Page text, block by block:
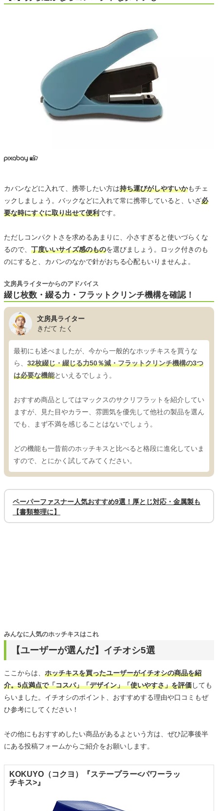
カバンなどに入れて、携帯したい方は持ち運びがしやすいかもチェ
ックしましょう。バックなどに入れて常に携帯していると、いざ必
要な時にすぐに取り出せて便利です。
ただしコンパクトさを求めるあまりに、小さすぎると使いづらくな
るので、 丁度いいサイズ感のものを選びましょう。ロック付きのも
のにすると、カバンのなかで針がおちる心配もいりませんよ。
綴じ枚数・綴る力・フラットクリンチ機構を確認！
文房具ライターからのアドバイス
文房具ライター
きだて たく
最初にも述べましたが、今から一般的なホッチキスを買うな
ら、 32枚綴じ・綴じる力50％減・フラットクリンチ機構の3つ
は必要な機能といえるでしょう。
おすすめ商品としてはマックスのサクリフラットを紹介してい
ますが、見た目やカラー、雰囲気を優先して他社の製品を選ん
でも、まず不満を感じることはないでしょう。
どの機能も一昔前のホッチキスと比べると格段に進化していま
すので、とにかく試してみてください。
ペーパーファスナー人気おすすめ9選！厚とじ対応・金属製も
【書類整理に】
【ユーザーが選んだ】イチオシ5選
みんなに人気のホッチキスはこれ
ここからは、 ホッチキスを買ったユーザーがイチオシの商品を紹
介。5点満点で「コスパ」「デザイン」「使いやすさ」を評価しても
らいました。イチオシのポイント、おすすめする理由や口コミもぜ
ひ参考にしてください！
その他にもおすすめしたい商品があるよという方は、ぜひ記事後半
にある投稿フォームからご紹介をお願いします。
KOKUYO（コクヨ）『ステープラー<パワーラッ
チキス>』